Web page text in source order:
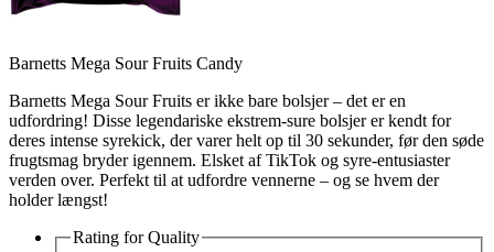
Barnetts Mega Sour Fruits Candy
Barnetts Mega Sour Fruits er ikke bare bolsjer – det er en
udfordring! Disse legendariske ekstrem-sure bolsjer er kendt for
deres intense syrekick, der varer helt op til 30 sekunder, før den søde
frugtsmag bryder igennem. Elsket af TikTok og syre-entusiaster
verden over. Perfekt til at udfordre vennerne – og se hvem der
holder længst!
Rating forQuality